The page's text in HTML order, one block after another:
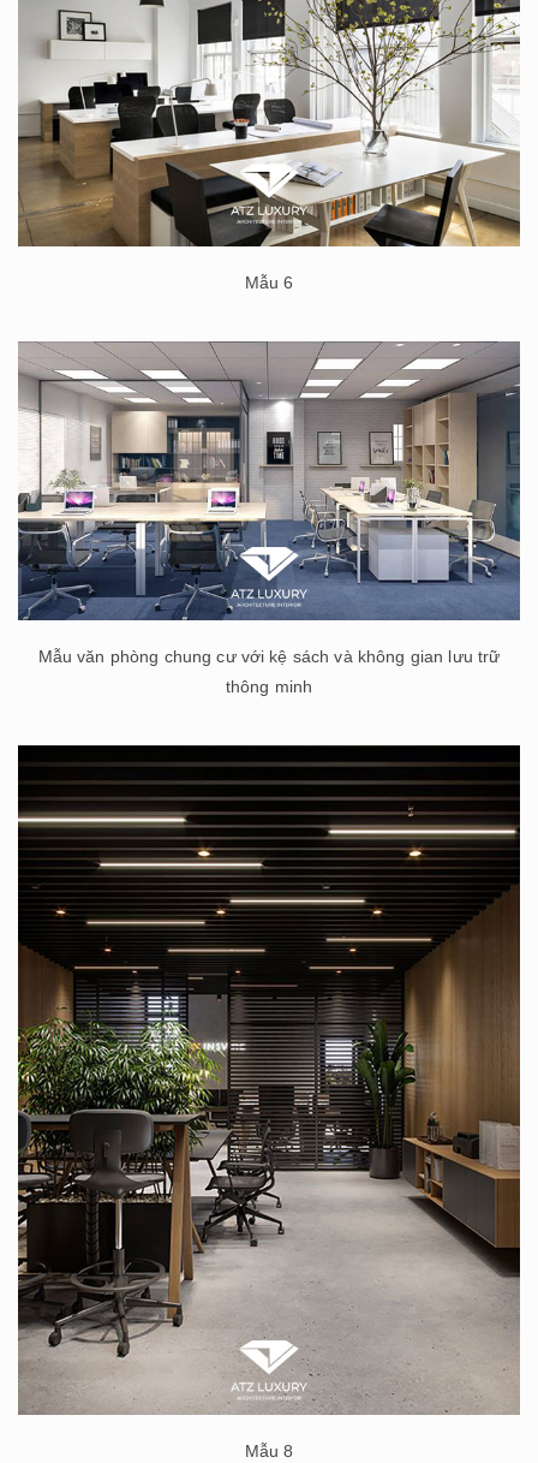
Mẫu 6
Mẫu văn phòng chung cư với kệ sách và không gian lưu trữ
thông minh
Mẫu 8